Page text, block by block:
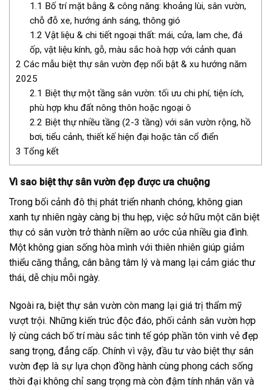
1.1 Bố trí mặt bằng & công năng: khoảng lùi, sân vườn,
chỗ đỗ xe, hướng ánh sáng, thông gió
1.2 Vật liệu & chi tiết ngoại thất: mái, cửa, lam che, đá
ốp, vật liệu kính, gỗ, màu sắc hoà hợp với cảnh quan
2 Các mẫu biệt thự sân vườn đẹp nổi bật & xu hướng năm
2025
2.1 Biệt thự một tầng sân vườn: tối ưu chi phí, tiện ích,
phù hợp khu đất nông thôn hoặc ngoại ô
2.2 Biệt thự nhiều tầng (2-3 tầng) với sân vườn rộng, hồ
bơi, tiểu cảnh, thiết kế hiện đại hoặc tân cổ điển
3 Tổng kết
Vì sao biệt thự sân vườn đẹp được ưa chuộng
Trong bối cảnh đô thị phát triển nhanh chóng, không gian
xanh tự nhiên ngày càng bị thu hẹp, việc sở hữu một căn biệt
thự có sân vườn trở thành niềm ao ước của nhiều gia đình.
Một không gian sống hòa mình với thiên nhiên giúp giảm
thiểu căng thẳng, cân bằng tâm lý và mang lại cảm giác thư
thái, dễ chịu mỗi ngày.
Ngoài ra, biệt thự sân vườn còn mang lại giá trị thẩm mỹ
vượt trội. Những kiến trúc độc đáo, phối cảnh sân vườn hợp
lý cùng cách bố trí màu sắc tinh tế góp phần tôn vinh vẻ đẹp
sang trọng, đẳng cấp. Chính vì vậy, đầu tư vào biệt thự sân
vườn đẹp là sự lựa chọn đồng hành cùng phong cách sống
thời đại không chỉ sang trọng mà còn đậm tính nhân văn và